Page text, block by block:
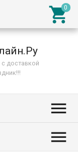

доставкой

